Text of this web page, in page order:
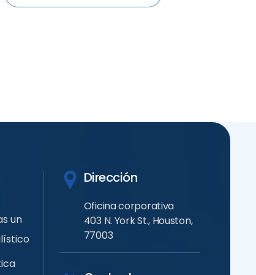
un
Dirección
Oficina corporativa
403 N. York St., Houston,
77003